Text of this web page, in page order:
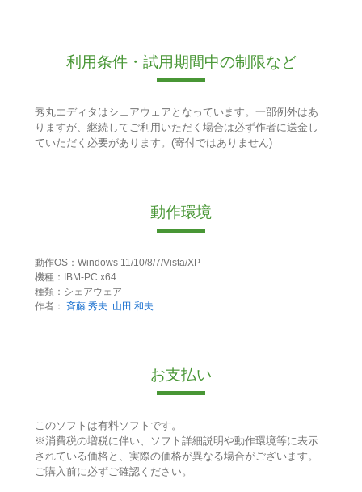
利用条件・試用期間中の制限など
秀丸エディタはシェアウェアとなっています。一部例外はあ
りますが、継続してご利用いただく場合は必ず作者に送金し
ていただく必要があります。(寄付ではありません)
動作環境
動作OS：Windows 11/10/8/7/Vista/XP
機種：IBM-PC x64
種類：シェアウェア
作者： 斉藤 秀夫 山田 和夫
お支払い
このソフトは有料ソフトです。
※消費税の増税に伴い、ソフト詳細説明や動作環境等に表示
されている価格と、実際の価格が異なる場合がございます。
ご購入前に必ずご確認ください。